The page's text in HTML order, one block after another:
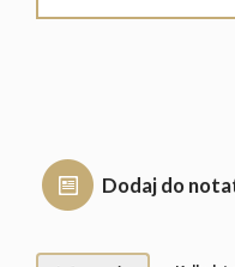
Dodaj do